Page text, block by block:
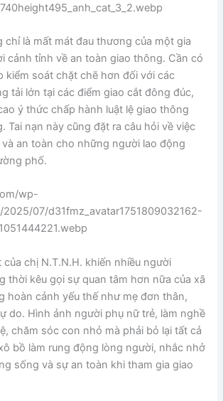
chỉ là mất mát đau thương của một gia
cảnh tỉnh về an toàn giao thông. Cần có
kiểm soát chặt chẽ hơn đối với các
tải lớn tại các điểm giao cắt đông đúc,
ý thức chấp hành luật lệ giao thông
Tai nạn này cũng đặt ra câu hỏi về việc
và an toàn cho những người lao động
phố.
wp-
07/d31fmz_avatar1751809032162-
chị N.T.N.H. khiến nhiều người
thời kêu gọi sự quan tâm hơn nữa của xã
hoàn cảnh yếu thế như mẹ đơn thân,
do. Hình ảnh người phụ nữ trẻ, làm nghề
chăm sóc con nhỏ mà phải bỏ lại tất cả
bồ làm rung động lòng người, nhắc nhở
sống và sự an toàn khi tham gia giao